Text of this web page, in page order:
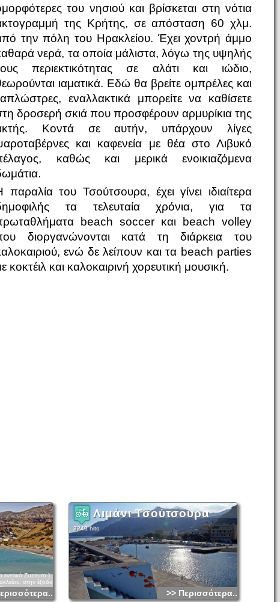
του νησιού και βρίσκεται στη νότια
της Κρήτης, σε απόσταση 60 χλμ.
την πόλη του Ηρακλείου. Έχει χοντρή άμμο
νερά, τα οποία μάλιστα, λόγω της υψηλής
περιεκτικότητας σε αλάτι και ιώδιο,
ιαματικά. Εδώ θα βρείτε ομπρέλες και
εναλλακτικά μπορείτε να καθίσετε
δροσερή σκιά που προσφέρουν αρμυρίκια της
Κοντά σε αυτήν, υπάρχουν λίγες
και καφενεία με θέα στο Λιβυκό
καθώς και μερικά ενοικιαζόμενα
παραλία του Τσούτσουρα, έχει γίνει ιδιαίτερα
τα τελευταία χρόνια, για τα
beach soccer και beach volley
διοργανώνονται κατά τη διάρκεια του
ενώ δε λείπουν και τα beach parties
κοκτέιλ και καλοκαιρινή χορευτική μουσική.
Zuzzuro )
στην έξοδο
χτισμένος στην
πόλη Ίνατος, η
Λιμάνι Τσούτσουρα
3248 hits
>> Περισσότερα...